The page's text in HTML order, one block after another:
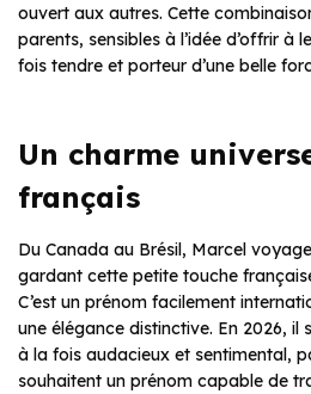
ouvert aux autres. Cette
parents, sensibles à l’idée d’offrir à
fois tendre et porteur d’une belle
Un charme
français
Du Canada au Brésil, Marcel
gardant cette petite touche
C’est un prénom facilement
une élégance distinctive. En 2026, il
à la fois audacieux et sentimental,
souhaitent un prénom capable de